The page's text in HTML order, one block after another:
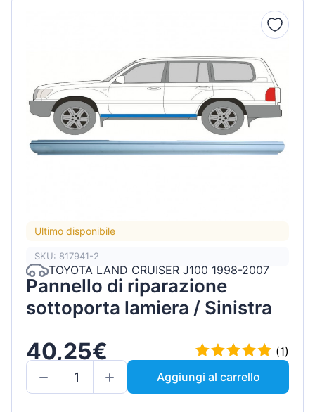
Ultimo disponibile
SKU: 817941-2
TOYOTA LAND CRUISER J100 1998-2007
Pannello di riparazione
sottoporta lamiera / Sinistra
40,25€
(1)
Aggiungi al carrello